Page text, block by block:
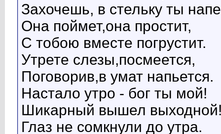
Захочешь, в стельку ты
Она поймет,она простит,
С тобою вместе погрустит.
Утрете слезы,посмеется,
Поговорив,в умат напьется.
Настало утро - бог ты мой!
Шикарный вышел
Глаз не сомкнули до утра.